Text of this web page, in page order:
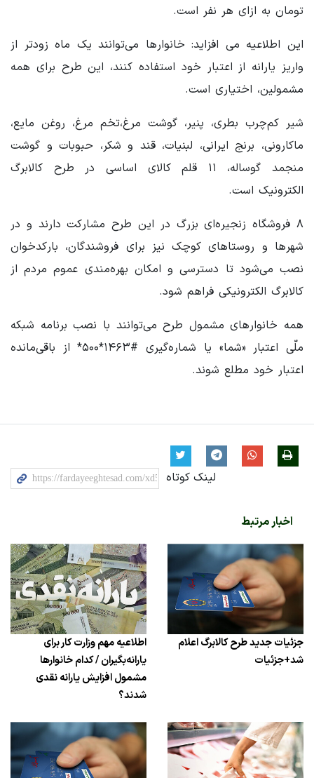
تومان به ازای هر نفر است.
این اطلاعیه می افزاید: خانوارها می‌توانند یک ماه زودتر از
واریز یارانه از اعتبار خود استفاده کنند، این طرح برای همه
مشمولین، اختیاری است.
شیر کم‌چرب بطری، پنیر، گوشت مرغ،تخم مرغ، روغن مایع،
ماکارونی، برنج ایرانی، لبنیات، قند و شکر، حبوبات و گوشت
منجمد گوساله، ۱۱ قلم کالای اساسی در طرح کالابرگ
الکترونیک است.
۸ فروشگاه زنجیره‌ای بزرگ در این طرح مشارکت دارند و در
شهرها و روستاهای کوچک نیز برای فروشندگان، بارکدخوان
نصب می‌شود تا دسترسی و امکان بهره‌مندی عموم مردم از
کالابرگ الکترونیکی فراهم شود.
همه خانوارهای مشمول طرح می‌توانند با نصب برنامه شبکه
ملّی اعتبار «شما» یا شماره‌گیری #۱۴۶۳*۵۰۰* از باقی‌مانده
اعتبار خود مطلع شوند.
لینک کوتاه
اخبار مرتبط
جزئیات جدید طرح کالابرگ اعلام
شد+جزئیات
اطلاعیه مهم وزارت کار برای
یارانه‌بگیران / کدام خانوارها
مشمول افزایش یارانه نقدی
شدند؟